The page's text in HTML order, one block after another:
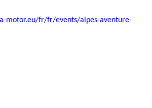
motor.eu/fr/fr/events/alpes-aventure-